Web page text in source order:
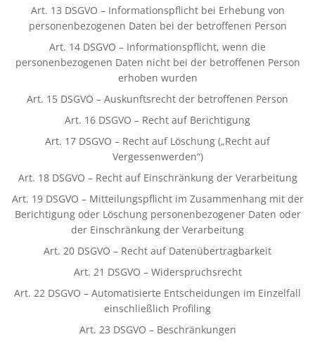
Art. 13 DSGVO – Informationspflicht bei Erhebung von
personenbezogenen Daten bei der betroffenen Person
Art. 14 DSGVO – Informationspflicht, wenn die
personenbezogenen Daten nicht bei der betroffenen Person
erhoben wurden
Art. 15 DSGVO – Auskunftsrecht der betroffenen Person
Art. 16 DSGVO – Recht auf Berichtigung
Art. 17 DSGVO – Recht auf Löschung („Recht auf
Vergessenwerden“)
Art. 18 DSGVO – Recht auf Einschränkung der Verarbeitung
Art. 19 DSGVO – Mitteilungspflicht im Zusammenhang mit der
Berichtigung oder Löschung personenbezogener Daten oder
der Einschränkung der Verarbeitung
Art. 20 DSGVO – Recht auf Datenübertragbarkeit
Art. 21 DSGVO – Widerspruchsrecht
Art. 22 DSGVO – Automatisierte Entscheidungen im Einzelfall
einschließlich Profiling
Art. 23 DSGVO – Beschränkungen